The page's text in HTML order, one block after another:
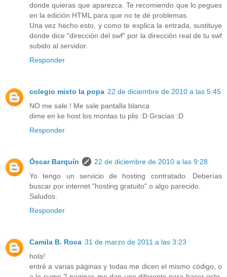
donde quieras que aparezca. Te recomiendo que lo pegues
en la edición HTML para que no te dé problemas.
Una vez hecho esto, y como te explica la entrada, sustituye
donde dice "dirección del swf" por la dirección real de tu swf
subido al servidor.
Responder
colegio mixto la popa 22 de diciembre de 2010 a las 5:45
NO me sale.! Me sale pantalla blanca
dime en ke host los montas tu plis :D Gracias :D
Responder
Óscar Barquín
22 de diciembre de 2010 a las 9:28
Yo tengo un servicio de hosting contratado. Deberías
buscar por internet "hosting gratuito" o algo parecido.
Saludos.
Responder
Camila B. Roca 31 de marzo de 2011 a las 3:23
hola!
entré a varias páginas y todas me dicen el mismo código, o